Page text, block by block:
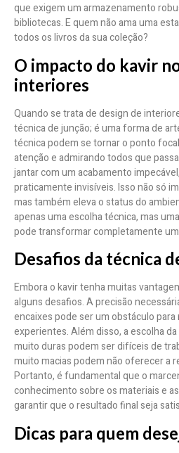
que exigem um armazenamento
bibliotecas. E quem não ama uma
todos os livros da sua coleção?
O impacto do kavir
interiores
Quando se trata de design de
técnica de junção; é uma forma de
técnica podem se tornar o ponto
atenção e admirando todos que
jantar com um acabamento
praticamente invisíveis. Isso não só
mas também eleva o status do
apenas uma escolha técnica, mas
pode transformar completamente
Desafios da técnica
Embora o kavir tenha muitas
alguns desafios. A precisão
encaixes pode ser um obstáculo
experientes. Além disso, a escolha
muito duras podem ser difíceis de
muito macias podem não oferecer a
Portanto, é fundamental que o
conhecimento sobre os materiais e
garantir que o resultado final seja
Dicas para quem